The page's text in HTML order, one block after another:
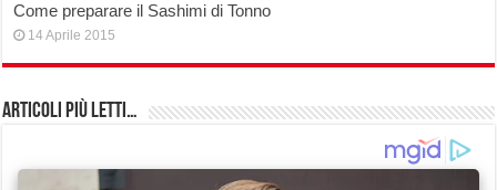
Come preparare il Sashimi di Tonno
14 Aprile 2015
Articoli più Letti…